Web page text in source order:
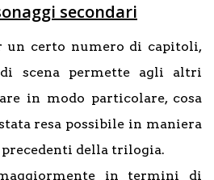
secondari
un certo numero di capitoli,
di scena permette agli altri
in modo particolare, cosa
resa possibile in maniera
della trilogia.
in termini di